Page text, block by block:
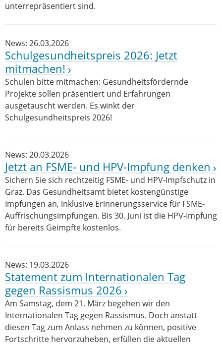
unterrepräsentiert sind.
News: 26.03.2026
Schulgesundheitspreis 2026: Jetzt
mitmachen!
Schulen bitte mitmachen: Gesundheitsfördernde
Projekte sollen präsentiert und Erfahrungen
ausgetauscht werden. Es winkt der
Schulgesundheitspreis 2026!
News: 20.03.2026
Jetzt an FSME- und HPV-Impfung denken
Sichern Sie sich rechtzeitig FSME- und HPV-Impfschutz in
Graz. Das Gesundheitsamt bietet kostengünstige
Impfungen an, inklusive Erinnerungsservice für FSME-
Auffrischungsimpfungen. Bis 30. Juni ist die HPV-Impfung
für bereits Geimpfte kostenlos.
News: 19.03.2026
Statement zum Internationalen Tag
gegen Rassismus 2026
Am Samstag, dem 21. März begehen wir den
Internationalen Tag gegen Rassismus. Doch anstatt
diesen Tag zum Anlass nehmen zu können, positive
Fortschritte hervorzuheben, erfüllen die aktuellen